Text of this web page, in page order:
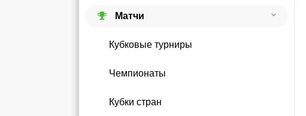
Матчи
Кубковые турниры
Чемпионаты
Кубки стран